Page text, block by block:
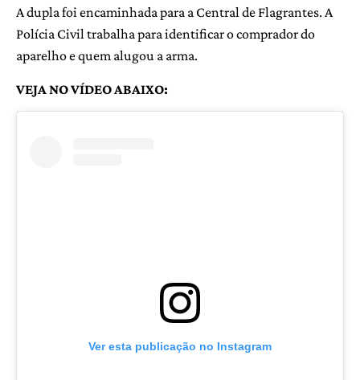
A dupla foi encaminhada para a Central de Flagrantes. A
Polícia Civil trabalha para identificar o comprador do
aparelho e quem alugou a arma.
VEJA NO VÍDEO ABAIXO:
Ver esta publicação no Instagram